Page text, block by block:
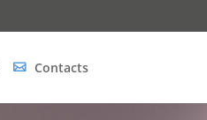
Contacts